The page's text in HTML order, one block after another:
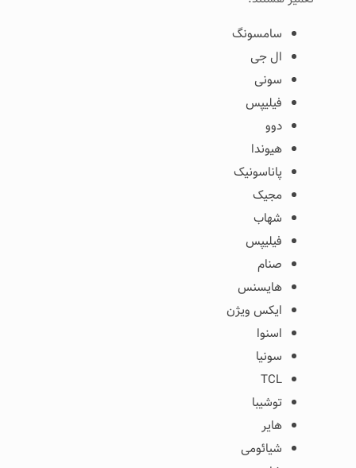
سامسونگ
ال جی
سونی
فیلیپس
دوو
هیوندا
پاناسونیک
مجیک
شهاب
فیلیپس
صنام
هایسنس
ایکس ویژن
اسنوا
سونیا
TCL
توشیبا
هایر
شیائومی